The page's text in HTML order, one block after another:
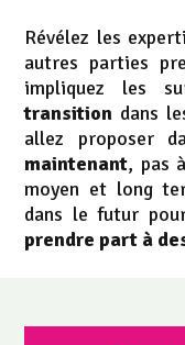
Révélez les
autres parties
impliquez les
transition dans
allez proposer
maintenant, pas
moyen et long
dans le futur
prendre part à